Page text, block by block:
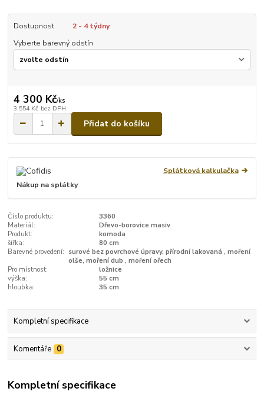
Dostupnost
2 - 4 týdny
Vyberte barevný odstín
4 300 Kč/ks
3 554 Kč bez DPH
Přidat do košíku
Splátková kalkulačka
Nákup na splátky
Číslo produktu:
3360
Materiál:
Dřevo-borovice masiv
Produkt:
komoda
šířka:
80 cm
Barevné provedení: surové bez povrchové úpravy, přírodní lakovaná , moření
olše, moření dub , moření ořech
Pro místnost:
ložnice
výška:
55 cm
hloubka:
35 cm
Kompletní specifikace
Komentáře 0
Kompletní specifikace